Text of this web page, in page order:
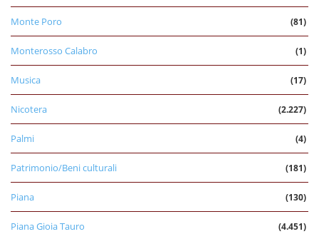
Monte Poro (81)
Monterosso Calabro (1)
Musica (17)
Nicotera (2.227)
Palmi (4)
Patrimonio/Beni culturali (181)
Piana (130)
Piana Gioia Tauro (4.451)